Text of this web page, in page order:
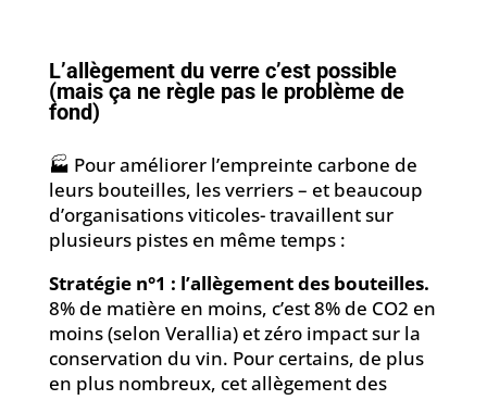
L’allègement du verre c’est possible
(mais ça ne règle pas le problème de
fond)
🏭 Pour améliorer l’empreinte carbone de
leurs bouteilles, les verriers – et beaucoup
d’organisations viticoles- travaillent sur
plusieurs pistes en même temps :
Stratégie n°1 : l’allègement des bouteilles.
8% de matière en moins, c’est 8% de CO2 en
moins (selon Verallia) et zéro impact sur la
conservation du vin. Pour certains, de plus
en plus nombreux, cet allègement des